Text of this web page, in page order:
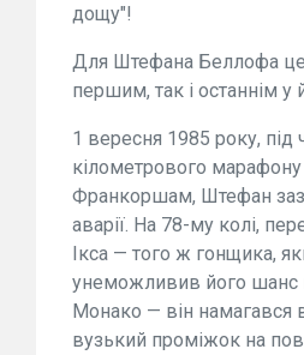
дощу"!
Для Штефана Беллофа
першим, так і останнім у
1 вересня 1985 року, під
кілометрового марафону
Франкоршам, Штефан
аварії. На 78-му колі,
Ікса — того ж гонщика,
унеможливив його шанс
Монако — він намагався
вузький проміжок на